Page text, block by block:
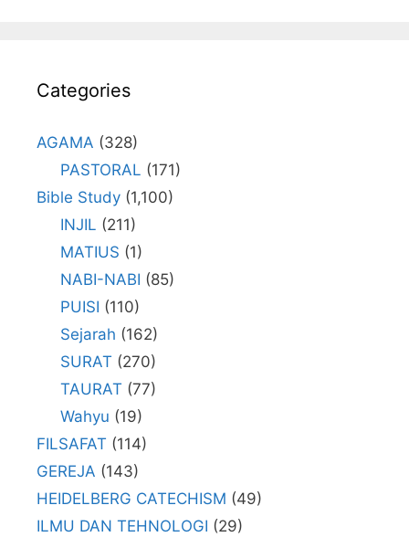
Categories
AGAMA (328)
PASTORAL (171)
Bible Study (1,100)
INJIL (211)
MATIUS (1)
NABI-NABI (85)
PUISI (110)
Sejarah (162)
SURAT (270)
TAURAT (77)
Wahyu (19)
FILSAFAT (114)
GEREJA (143)
HEIDELBERG CATECHISM (49)
ILMU DAN TEHNOLOGI (29)